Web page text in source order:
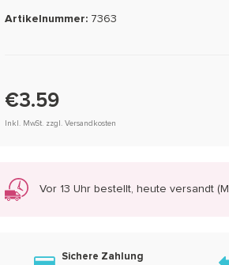
Artikelnummer:7363
€3.59
Inkl. MwSt. zzgl. Versandkosten
Vor 13 Uhr bestellt, heute versandt
Sichere Zahlung